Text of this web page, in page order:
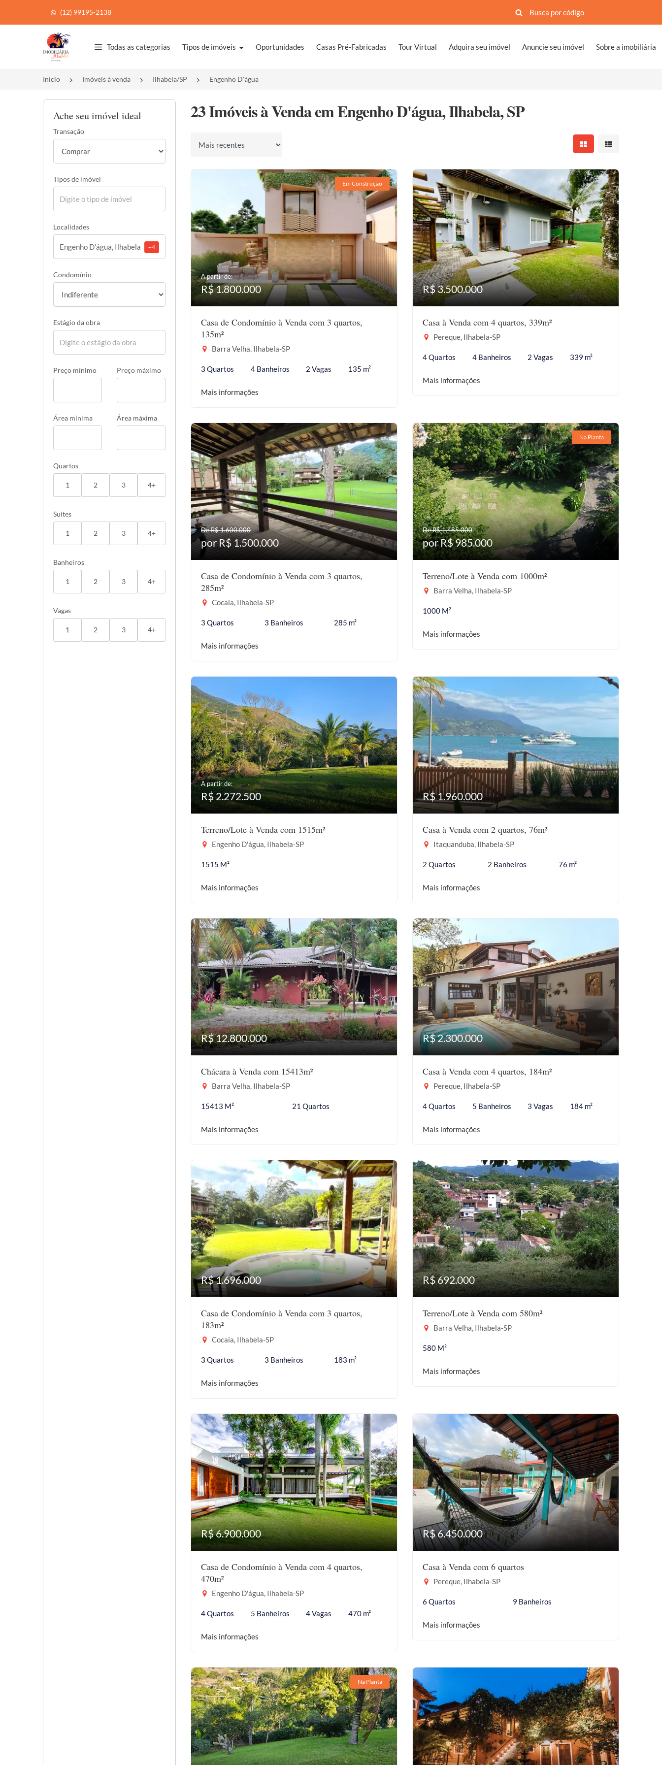
(12) 99195-2138
Página inicial
Todas as categorias Tipos de imóveis Oportunidades Casas Pré-Fabricadas Tour Virtual Adquira seu imóvel Anuncie seu imóvel Sobre a imobiliária
Início Imóveis à venda Ilhabela/SP Engenho D'água
Ache seu imóvel ideal
Transação
Tipos de imóvel
Localidades
+4
Condomínio
Estágio da obra
Preço mínimo Preço máximo
Área mínima Área máxima
Quartos
1 2 3 4+
Suítes
1 2 3 4+
Banheiros
1 2 3 4+
Vagas
1 2 3 4+
23 Imóveis à Venda em Engenho D'água, Ilhabela, SP
Ordenar por Mostrar resultados em
Mostrar
Em Construção
A partir de:
R$ 1.800.000
Casa de Condomínio à Venda com 3 quartos,
135m²
Barra Velha, Ilhabela-SP
3 Quartos 4 Banheiros 2 Vagas 135 m²
Mais informações
R$ 3.500.000
Casa à Venda com 4 quartos, 339m²
Pereque, Ilhabela-SP
4 Quartos 4 Banheiros 2 Vagas 339 m²
Mais informações
De R$ 1.600.000
por R$ 1.500.000
Casa de Condomínio à Venda com 3 quartos,
285m²
Cocaia, Ilhabela-SP
3 Quartos 3 Banheiros 285 m²
Mais informações
Na Planta
De R$ 1.485.000
por R$ 985.000
Terreno/Lote à Venda com 1000m²
Barra Velha, Ilhabela-SP
1000 M²
Mais informações
A partir de:
R$ 2.272.500
Terreno/Lote à Venda com 1515m²
Engenho D'água, Ilhabela-SP
1515 M²
Mais informações
R$ 1.960.000
Casa à Venda com 2 quartos, 76m²
Itaquanduba, Ilhabela-SP
2 Quartos 2 Banheiros 76 m²
Mais informações
R$ 12.800.000
Chácara à Venda com 15413m²
Barra Velha, Ilhabela-SP
15413 M² 21 Quartos
Mais informações
R$ 2.300.000
Casa à Venda com 4 quartos, 184m²
Pereque, Ilhabela-SP
4 Quartos 5 Banheiros 3 Vagas 184 m²
Mais informações
R$ 1.696.000
Casa de Condomínio à Venda com 3 quartos,
183m²
Cocaia, Ilhabela-SP
3 Quartos 3 Banheiros 183 m²
Mais informações
R$ 692.000
Terreno/Lote à Venda com 580m²
Barra Velha, Ilhabela-SP
580 M²
Mais informações
R$ 6.900.000
Casa de Condomínio à Venda com 4 quartos,
470m²
Engenho D'água, Ilhabela-SP
4 Quartos 5 Banheiros 4 Vagas 470 m²
Mais informações
R$ 6.450.000
Casa à Venda com 6 quartos
Pereque, Ilhabela-SP
6 Quartos 9 Banheiros
Mais informações
Na Planta